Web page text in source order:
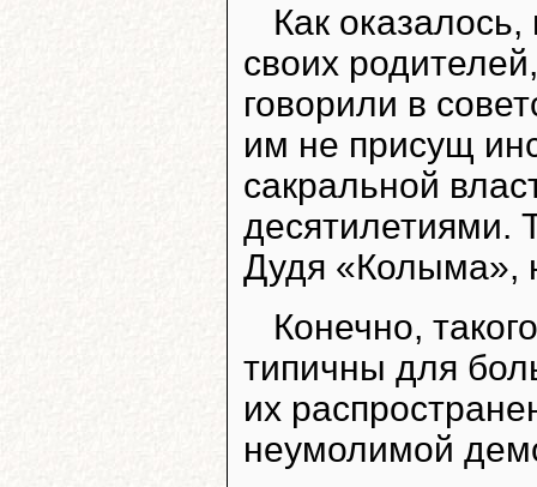
Как
своих
говорили в
им не присущ
сакральной
десятилетиями.
Дудя «Колыма»,
Конечно,
типичны для
их
неумолимой